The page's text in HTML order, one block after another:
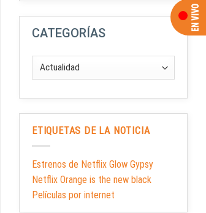
CATEGORÍAS
ETIQUETAS DE LA NOTICIA
Estrenos de Netflix Glow Gypsy
Netflix Orange is the new black
Películas por internet